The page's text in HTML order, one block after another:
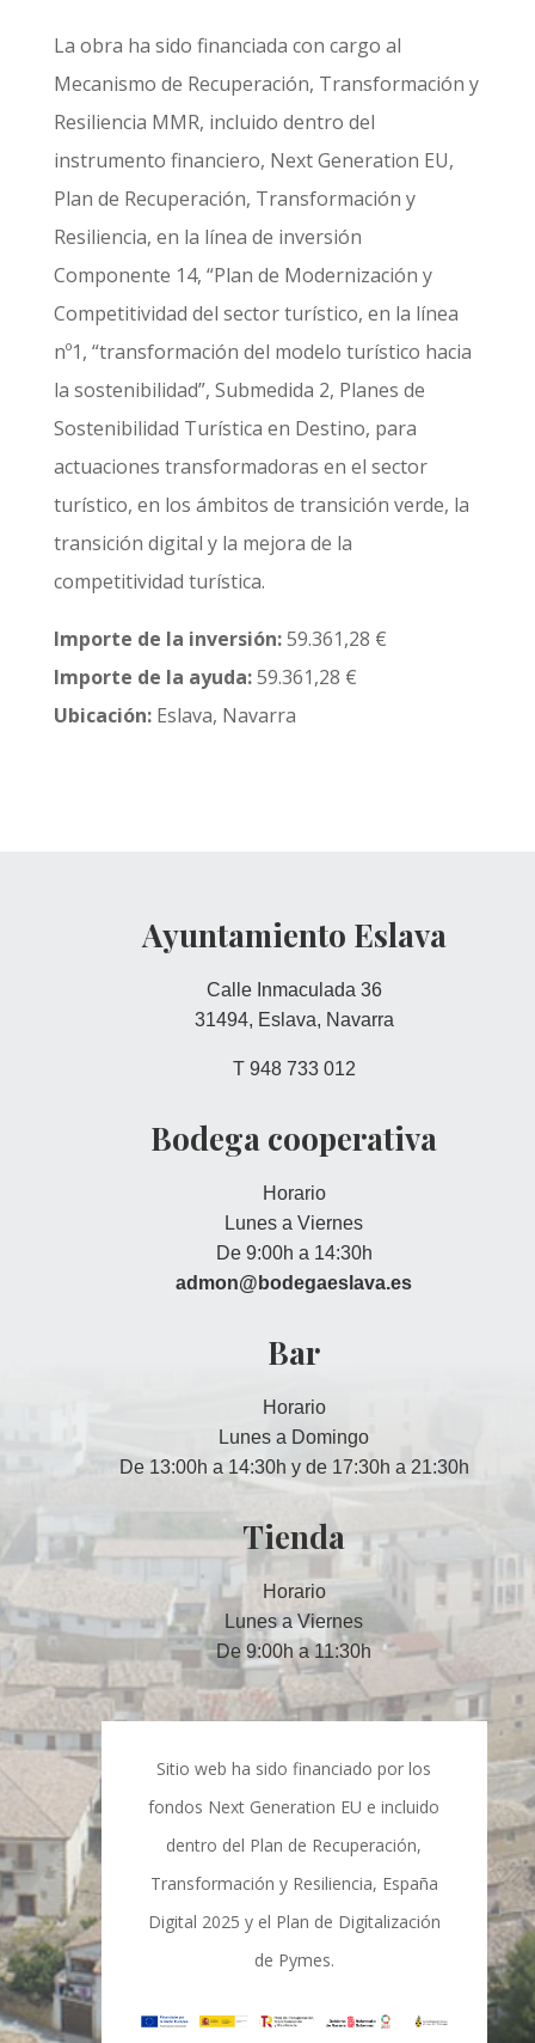
La obra ha sido financiada con cargo al
Mecanismo de Recuperación, Transformación y
Resiliencia MMR, incluido dentro del
instrumento financiero, Next Generation EU,
Plan de Recuperación, Transformación y
Resiliencia, en la línea de inversión
Componente 14, “Plan de Modernización y
Competitividad del sector turístico, en la línea
nº1, “transformación del modelo turístico hacia
la sostenibilidad”, Submedida 2, Planes de
Sostenibilidad Turística en Destino, para
actuaciones transformadoras en el sector
turístico, en los ámbitos de transición verde, la
transición digital y la mejora de la
competitividad turística.
Importe de la inversión:59.361,28 €
Importe de la ayuda:59.361,28 €
Ubicación:Eslava, Navarra
Ayuntamiento Eslava
Calle Inmaculada 36
31494, Eslava, Navarra
T 948 733 012
Bodega cooperativa
Horario
Lunes a Viernes
De 9:00h a 14:30h
admon@bodegaeslava.es
Bar
Horario
Lunes a Domingo
De 13:00h a 14:30h y de 17:30h a 21:30h
Tienda
Horario
Lunes a Viernes
De 9:00h a 11:30h
Sitio web ha sido financiado por los
fondos Next Generation EU e incluido
dentro del Plan de Recuperación,
Transformación y Resiliencia, España
Digital 2025 y el Plan de Digitalización
de Pymes.